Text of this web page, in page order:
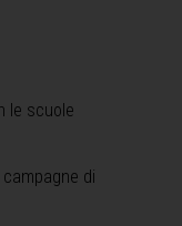
le scuole
di